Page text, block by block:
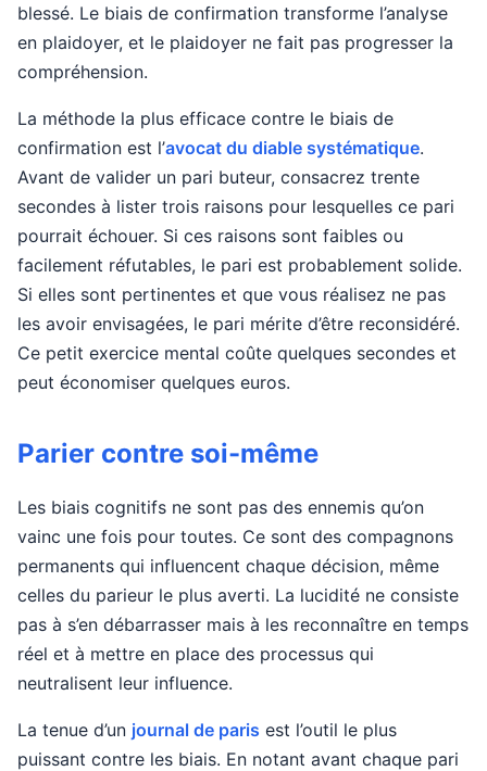
blessé. Le biais de confirmation transforme l’analyse
en plaidoyer, et le plaidoyer ne fait pas progresser la
compréhension.
La méthode la plus efficace contre le biais de
confirmation est l’avocat du diable systématique.
Avant de valider un pari buteur, consacrez trente
secondes à lister trois raisons pour lesquelles ce pari
pourrait échouer. Si ces raisons sont faibles ou
facilement réfutables, le pari est probablement solide.
Si elles sont pertinentes et que vous réalisez ne pas
les avoir envisagées, le pari mérite d’être reconsidéré.
Ce petit exercice mental coûte quelques secondes et
peut économiser quelques euros.
Parier contre soi-même
Les biais cognitifs ne sont pas des ennemis qu’on
vainc une fois pour toutes. Ce sont des compagnons
permanents qui influencent chaque décision, même
celles du parieur le plus averti. La lucidité ne consiste
pas à s’en débarrasser mais à les reconnaître en temps
réel et à mettre en place des processus qui
neutralisent leur influence.
La tenue d’un journal de paris est l’outil le plus
puissant contre les biais. En notant avant chaque pari